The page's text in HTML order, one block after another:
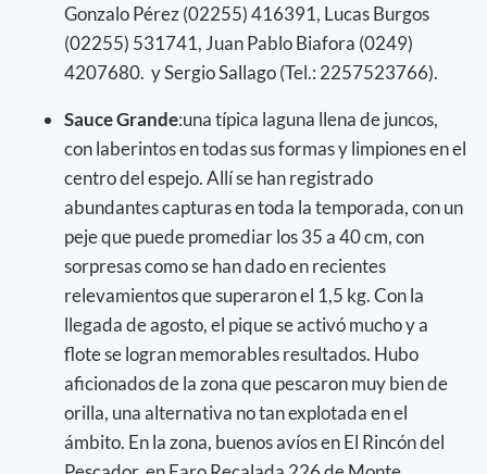
Gonzalo Pérez (02255) 416391, Lucas Burgos
(02255) 531741, Juan Pablo Biafora (0249)
4207680. y Sergio Sallago (Tel.: 2257523766).
Sauce Grande:una típica laguna llena de juncos,
con laberintos en todas sus formas y limpiones en el
centro del espejo. Allí se han registrado
abundantes capturas en toda la temporada, con un
peje que puede promediar los 35 a 40 cm, con
sorpresas como se han dado en recientes
relevamientos que superaron el 1,5 kg. Con la
llegada de agosto, el pique se activó mucho y a
flote se logran memorables resultados. Hubo
aficionados de la zona que pescaron muy bien de
orilla, una alternativa no tan explotada en el
ámbito. En la zona, buenos avíos en El Rincón del